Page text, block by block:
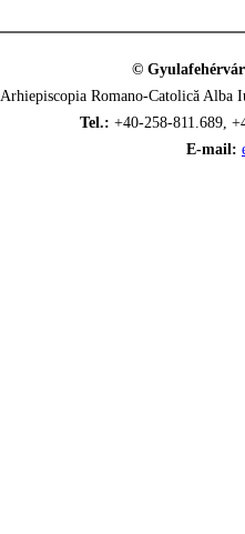
©
Arhiepiscopia Romano-Catolică
Tel.: +40-258-811.689,
E-mail: